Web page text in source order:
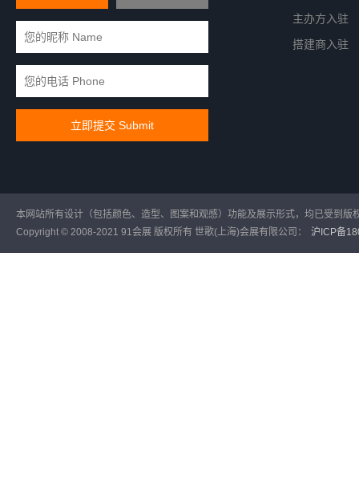
主办方入驻
搭建商入驻
本网站所有设计（包括颜色、造型、图案和观感）功能及展示形式，均已受到
Copyright © 2008-2021 91会展 版权所有 世歌(上海)会展有限公司：
沪ICP备